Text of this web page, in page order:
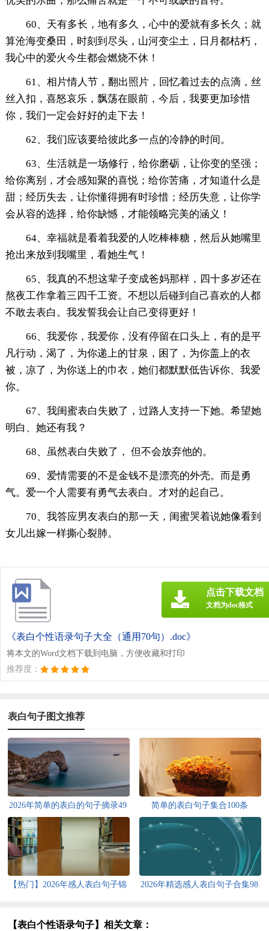
60、天有多长，地有多久，心中的爱就有多长久；就
算沧海变桑田，时刻到尽头，山河变尘土，日月都枯朽，
我心中的爱火今生都会燃烧不休！
61、相片情人节，翻出照片，回忆着过去的点滴，丝
丝入扣，喜怒哀乐，飘荡在眼前，今后，我要更加珍惜
你，我们一定会好好的走下去！
62、我们应该要给彼此多一点的冷静的时间。
63、生活就是一场修行，给你磨砺，让你变的坚强；
给你离别，才会感知聚的喜悦；给你苦痛，才知道什么是
甜；经历失去，让你懂得拥有时珍惜；经历失意，让你学
会从容的选择，给你缺憾，才能领略完美的涵义！
64、幸福就是看着我爱的人吃棒棒糖，然后从她嘴里
抢出来放到我嘴里，看她生气！
65、我真的不想这辈子变成爸妈那样，四十多岁还在
熬夜工作拿着三四千工资。不想以后碰到自己喜欢的人都
不敢去表白。我发誓我会让自己变得更好！
66、我爱你，我爱你，没有停留在口头上，有的是平
凡行动，渴了，为你递上的甘泉，困了，为你盖上的衣
被，凉了，为你送上的巾衣，她们都默默低告诉你、我爱
你。
67、我闺蜜表白失败了，过路人支持一下她。希望她
明白、她还有我？
68、虽然表白失败了， 但不会放弃他的。
69、爱情需要的不是金钱不是漂亮的外壳。而是勇
气。爱一个人需要有勇气去表白。才对的起自己。
70、我答应男友表白的那一天，闺蜜哭着说她像看到
女儿出嫁一样撕心裂肺。
《表白个性语录句子大全（通用70句）.doc》
将本文的Word文档下载到电脑，方便收藏和打印
推荐度：
点击下载文档
文档为doc格式
表白句子图文推荐
2026年简单的表白的句子摘录49
句
简单的表白句子集合100条
【热门】2026年感人表白句子锦
2026年精选感人表白句子合集98
【表白个性语录句子】相关文章：